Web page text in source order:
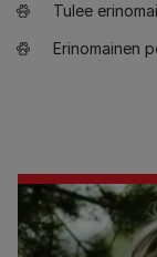
Tulee
Erinomainen